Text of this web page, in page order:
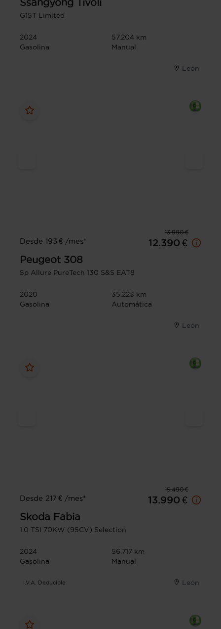
Ssangyong Tivoli
G15T Limited
2024
57.204 km
Gasolina
Manual
León
13.990 €
Desde 193 € /mes*
12.390 €
Peugeot 308
5p Allure PureTech 130 S&S EAT8
2020
35.223 km
Gasolina
Automática
León
15.490 €
Desde 217 € /mes*
13.990 €
Skoda Fabia
1.0 TSI 70KW (95CV) Selection
2024
56.717 km
Gasolina
Manual
I.V.A. Deducible León